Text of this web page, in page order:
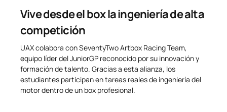
Vive desde el box la ingeniería de alta
competición
UAX colabora con SeventyTwo Artbox Racing Team,
equipo líder del JuniorGP reconocido por su innovación y
formación de talento. Gracias a esta alianza, los
estudiantes participan en tareas reales de ingeniería del
motor dentro de un box profesional.